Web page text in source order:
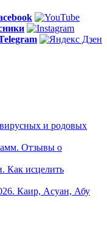
вирусных и родовых
Отзывы о
Как исцелить
Каир, Асуан, Абу